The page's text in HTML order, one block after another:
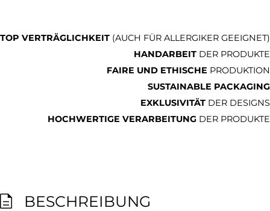
TOP VERTRÄGLICHKEIT (AUCH FÜR ALLERGIKER GEEIGNET)
HANDARBEIT DER PRODUKTE
FAIRE UND ETHISCHE PRODUKTION
SUSTAINABLE PACKAGING
EXKLUSIVITÄT DER DESIGNS
HOCHWERTIGE VERARBEITUNG DER PRODUKTE
BESCHREIBUNG